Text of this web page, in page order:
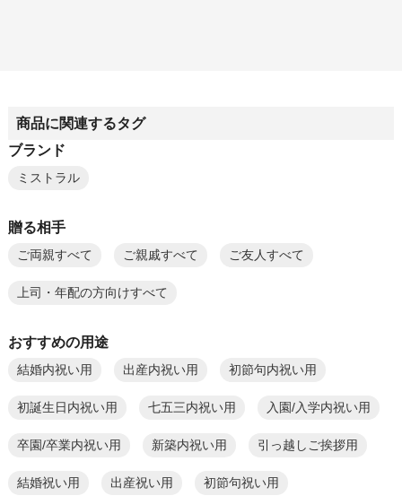
商品に関連するタグ
ブランド
ミストラル
贈る相手
ご両親すべて ご親戚すべて ご友人すべて
上司・年配の方向けすべて
おすすめの用途
結婚内祝い用 出産内祝い用 初節句内祝い用
初誕生日内祝い用 七五三内祝い用 入園/入学内祝い用
卒園/卒業内祝い用 新築内祝い用 引っ越しご挨拶用
結婚祝い用 出産祝い用 初節句祝い用